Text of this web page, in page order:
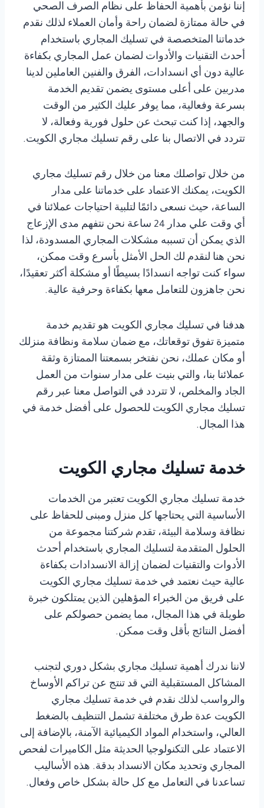
إننا نؤمن بأهمية الحفاظ على نظام الصرف الصحي
في حالة ممتازة لضمان راحة وأمان العملاء لذلك نقدم
خدماتنا المتخصصة في تسليك المجاري باستخدام
أحدث التقنيات والأدوات لضمان عمل المجاري بكفاءة
عالية دون أي انسدادات، الفرق والفنين العاملين لدينا
مدربين على أعلى مستوى يضمن تقديم الخدمة
بسرعة وفعالية، مما يوفر عليك الكثير من الوقت
والجهد، إذا كنت تبحث عن حلول فورية وفعالة، لا
تتردد في الاتصال بنا على رقم تسليك مجاري الكويت.
من خلال تواصلك معنا من خلال رقم تسليك مجاري
الكويت، يمكنك الاعتماد على خدماتنا على مدار
الساعة، حيث نسعى دائمًا لتلبية احتياجات عملائنا في
أي وقت علي مدار 24 ساعة نحن نتفهم مدى الإزعاج
الذي يمكن أن تسببه مشكلات المجاري المسدودة، لذا
نحن هنا لنقدم لك الحل الأمثل بأسرع وقت ممكن،
سواء كنت تواجه انسدادًا بسيطًا أو مشكلة أكثر تعقيدًا،
نحن جاهزون للتعامل معها بكفاءة وحرفية عالية.
هدفنا في تسليك مجاري الكويت هو تقديم خدمة
متميزة تفوق توقعاتك، مع ضمان سلامة ونظافة منزلك
أو مكان عملك، نحن نفتخر بسمعتنا الممتازة وثقة
عملائنا بنا، والتي بنيت على مدار سنوات من العمل
الجاد والمخلص، لا تتردد في التواصل معنا عبر رقم
تسليك مجاري الكويت للحصول على أفضل خدمة في
هذا المجال.
خدمة تسليك مجاري الكويت
خدمة تسليك مجاري الكويت تعتبر من الخدمات
الأساسية التي يحتاجها كل منزل ومبنى للحفاظ على
نظافة وسلامة البيئة، تقدم شركتنا مجموعة من
الحلول المتقدمة لتسليك المجاري باستخدام أحدث
الأدوات والتقنيات لضمان إزالة الانسدادات بكفاءة
عالية حيث نعتمد في خدمة تسليك مجاري الكويت
على فريق من الخبراء المؤهلين الذين يمتلكون خبرة
طويلة في هذا المجال، مما يضمن حصولكم على
أفضل النتائج بأقل وقت ممكن.
لاننا ندرك أهمية تسليك مجاري بشكل دوري لتجنب
المشاكل المستقبلية التي قد تنتج عن تراكم الأوساخ
والرواسب لذلك نقدم في خدمة تسليك مجاري
الكويت عدة طرق مختلفة تشمل التنظيف بالضغط
العالي، واستخدام المواد الكيميائية الآمنة، بالإضافة إلى
الاعتماد على التكنولوجيا الحديثة مثل الكاميرات لفحص
المجاري وتحديد مكان الانسداد بدقة. هذه الأساليب
تساعدنا في التعامل مع كل حالة بشكل خاص وفعال.